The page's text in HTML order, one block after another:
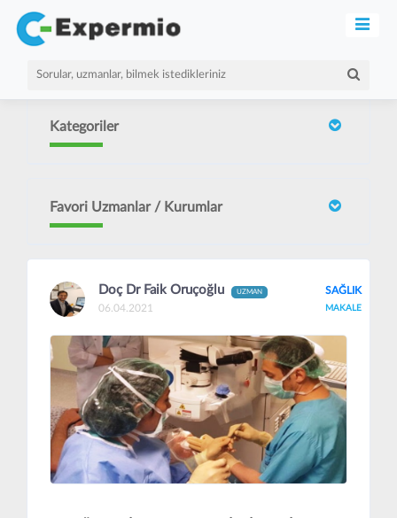
Kategoriler
Favori Uzmanlar / Kurumlar
Doç Dr Faik Oruçoğlu UZMAN
06.04.2021
SAĞLIK
MAKALE